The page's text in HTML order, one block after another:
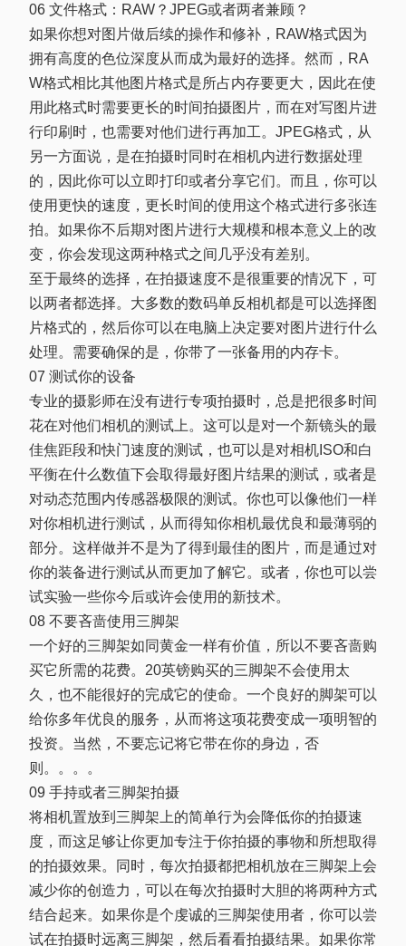
06 文件格式：RAW？JPEG或者两者兼顾？
如果你想对图片做后续的操作和修补，RAW格式因为
拥有高度的色位深度从而成为最好的选择。然而，RA
W格式相比其他图片格式是所占内存要更大，因此在使
用此格式时需要更长的时间拍摄图片，而在对写图片进
行印刷时，也需要对他们进行再加工。JPEG格式，从
另一方面说，是在拍摄时同时在相机内进行数据处理
的，因此你可以立即打印或者分享它们。而且，你可以
使用更快的速度，更长时间的使用这个格式进行多张连
拍。如果你不后期对图片进行大规模和根本意义上的改
变，你会发现这两种格式之间几乎没有差别。
至于最终的选择，在拍摄速度不是很重要的情况下，可
以两者都选择。大多数的数码单反相机都是可以选择图
片格式的，然后你可以在电脑上决定要对图片进行什么
处理。需要确保的是，你带了一张备用的内存卡。
07 测试你的设备
专业的摄影师在没有进行专项拍摄时，总是把很多时间
花在对他们相机的测试上。这可以是对一个新镜头的最
佳焦距段和快门速度的测试，也可以是对相机ISO和白
平衡在什么数值下会取得最好图片结果的测试，或者是
对动态范围内传感器极限的测试。你也可以像他们一样
对你相机进行测试，从而得知你相机最优良和最薄弱的
部分。这样做并不是为了得到最佳的图片，而是通过对
你的装备进行测试从而更加了解它。或者，你也可以尝
试实验一些你今后或许会使用的新技术。
08 不要吝啬使用三脚架
一个好的三脚架如同黄金一样有价值，所以不要吝啬购
买它所需的花费。20英镑购买的三脚架不会使用太
久，也不能很好的完成它的使命。一个良好的脚架可以
给你多年优良的服务，从而将这项花费变成一项明智的
投资。当然，不要忘记将它带在你的身边，否
则。。。。
09 手持或者三脚架拍摄
将相机置放到三脚架上的简单行为会降低你的拍摄速
度，而这足够让你更加专注于你拍摄的事物和所想取得
的拍摄效果。同时，每次拍摄都把相机放在三脚架上会
减少你的创造力，可以在每次拍摄时大胆的将两种方式
结合起来。如果你是个虔诚的三脚架使用者，你可以尝
试在拍摄时远离三脚架，然后看看拍摄结果。如果你常